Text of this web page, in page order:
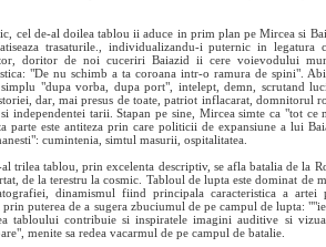
cel de-al doilea tablou ii aduce in prim plan pe Mircea si
trasaturile., individualizandu-i puternic in legatura
doritor de noi cuceriri Baiazid ii cere voievodului
"De nu schimb a ta coroana intr-o ramura de spini".
"dupa vorba, dupa port", intelept, demn, scrutand
dar, mai presus de toate, patriot inflacarat, domnitorul
independentei tarii. Stapan pe sine, Mircea simte ca "tot ce
parte este antiteza prin care politicii de expansiune a lui
cumintenia, simtul masurii, ospitalitatea.
trilea tablou, prin excelenta descriptiv, se afla batalia de la
de la terestru la cosmic. Tabloul de lupta este dominat de
dinamismul fiind principala caracteristica a
puterea de a sugera zbuciumul de pe campul de lupta:
tabloului contribuie si inspiratele imagini auditive si
menite sa redea vacarmul de pe campul de batalie.